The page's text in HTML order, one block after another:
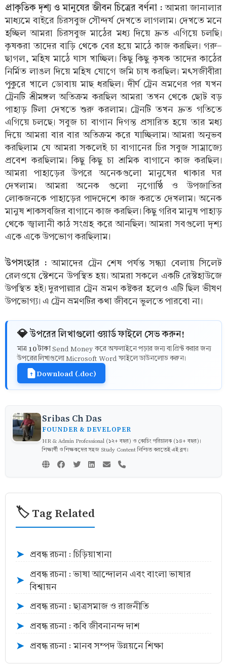
প্রাকৃতিক দৃশ্য ও মানুষের জীবন চিত্রের বর্ণনা : আমরা জানালার
মাধ্যমে বাইরে চিরসবুজ সৌন্দর্য দেখতে লাগলাম। দেখতে মনে
হচ্ছিল আমরা চিরসবুজ মাঠের মধ্য দিয়ে দ্রুত এগিয়ে চলছি।
কৃষকরা তাদের বাড়ি থেকে বের হয়ে মাঠে কাজ করছিল। গরু-
ছাগল, মহিষ মাঠে ঘাস খাচ্ছিল। কিছু কিছু কৃষক তাদের কাঠের
নির্মিত লাঙল দিয়ে মহিষ যোগে জমি চাষ করছিল। মৎসজীবীরা
পুকুরে খালে ডোবায় মাছ ধরছিল। দীর্ঘ ট্রেন ভ্রমণের পর যখন
ট্রেনটি শ্রীমঙ্গল অতিক্রম করছিল আমরা তখন থেকে ছোট বড়
পাহাড় টিলা দেখতে শুরু করলাম। ট্রেনটি তখন দ্রুত গতিতে
এগিয়ে চলছে। সবুজ চা বাগান দিগন্ত প্রসারিত হয়ে তার মধ্য
দিয়ে আমরা বার বার অতিক্রম করে যাচ্ছিলাম। আমরা অনূভব
করছিলাম যে আমরা সকলেই চা বাগানের চির সবুজ সাম্রাজ্যে
প্রবেশ করছিলাম। কিছু কিছু চা শ্রমিক বাগানে কাজ করছিল।
আমরা পাহাড়ের উপরে অনেকগুলো মানুষের থাকার ঘর
দেখলাম। আমরা অনেক গুলো নৃগোষ্ঠি ও উপজাতির
লোকজনকে পাহাড়ের পাদদেশে কাজ করতে দেখলাম। অনেক
মানুষ শাকসবজির বাগানে কাজ করছিল। কিছু গরিব মানুষ পাহাড়
থেকে জ্বালানী কাঠ সংগ্রহ করে আনছিল। আমরা সবগুলো দৃশ্য
একে একে উপভোগ করছিলাম।
উপসংহার : আমাদের ট্রেন শেষ পর্যন্ত সন্ধ্যা বেলায় সিলেট
রেলওয়ে স্টেশনে উপস্থিত হয়। আমরা সকলে একটি রেস্টহাউজে
উপস্থিত হই। দুরপাল্লার ট্রেন ভ্রমণ কষ্টকর হলেও এটি ছিল ভীষণ
উপভোগ্য। এ ট্রেন ভ্রমণটির কথা জীবনে ভুলতে পারবো না।
💎 উপরের লিখাগুলো ওয়ার্ড ফাইলে সেভ করুন!
মাত্র 10 টাকাSend Money করে অফলাইনে পড়ার জন্য বা প্রিন্ট করার জন্য
উপরের লিখাগুলো Microsoft Word ফাইলে ডাউনলোড করুন।
Download (.doc)
Sribas Ch Das
FOUNDER & DEVELOPER
HR & Admin Professional (১২+ বছর) ও কোচিং পরিচালক (১৪+ বছর)।
শিক্ষার্থী ও শিক্ষকদের সহজ Study Content নিশ্চিত করতেই এই ব্লগ।
🏷️ Tag Related
➤ প্রবন্ধ রচনা : চিড়িয়াখানা
➤
প্রবন্ধ রচনা : ভাষা আন্দোলন এবং বাংলা ভাষার
বিশ্বায়ন
➤ প্রবন্ধ রচনা : ছাত্রসমাজ ও রাজনীতি
➤ প্রবন্ধ রচনা : কবি জীবনানন্দ দাশ
➤ প্রবন্ধ রচনা : মানব সম্পদ উন্নয়নে শিক্ষা